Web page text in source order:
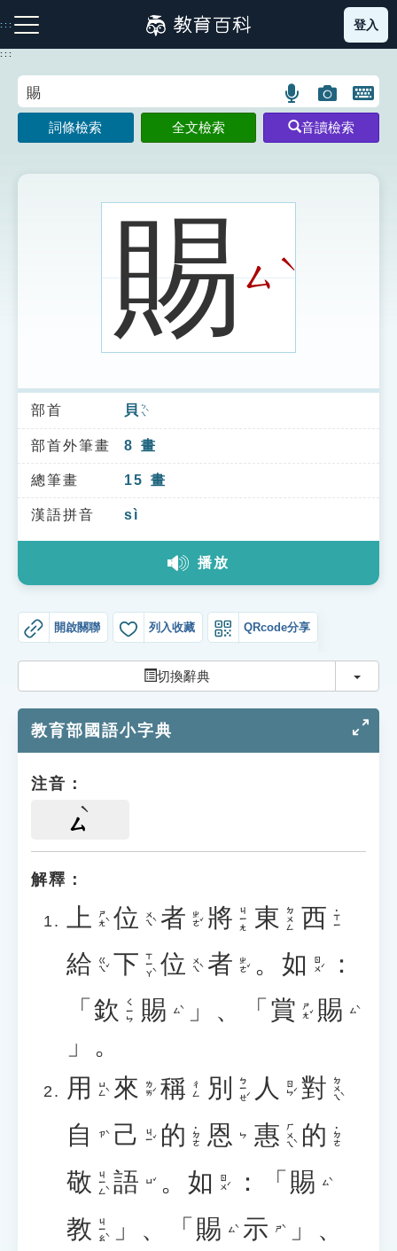
到
主
:::
注音索引圖示 筆畫索引圖示 部首索引表圖示
索引選單
知識索引
單字索引
生命大百科索引
教學應用
貓頭鷹博士
登入
:::
語
言
搜
示
圖
片
搜
開
鍵
圖
詞條檢索 全文檢索 音讀檢索
賜ㄙ ˋ
部首 貝 ㄅㄟˋ
部首外筆畫 8 畫
總筆畫 15 畫
漢語拼音 sì
播放
開啟關聯 列入收藏 QRcode分享
切換辭典 切換
教育部國語小字典
注音：
ㄙ
解釋：
上 ㄕㄤˋ 位 ㄨㄟˋ 者 ㄓㄜˇ 將 ㄐㄧㄤ 東 ㄉㄨㄥ 西 ˙ㄒㄧ
給 ㄍㄟˇ 下 ㄒㄧㄚˋ 位 ㄨㄟˋ 者 ㄓㄜˇ 。 如 ㄖㄨˊ
：
「 欽 ㄑㄧㄣ 賜 ㄙˋ 」 、 「 賞 ㄕㄤˇ 賜 ㄙˋ
」 。
用
ㄩㄥˋ 來 ㄌㄞˊ 稱 ㄔㄥ 別 ㄅㄧㄝˊ 人 ㄖㄣˊ 對 ㄉㄨㄟˋ
自 ㄗˋ 己 ㄐㄧˇ 的 ˙ㄉㄜ 恩 ㄣ 惠 ㄏㄨㄟˋ 的 ˙ㄉㄜ
敬 ㄐㄧㄥˋ 語 ㄩˇ 。 如 ㄖㄨˊ ： 「 賜 ㄙˋ
教 ㄐㄧㄠˋ 」 、 「 賜 ㄙˋ 示 ㄕˋ 」 、